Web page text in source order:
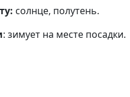
солнце, полутень.
: зимует на месте посадки.